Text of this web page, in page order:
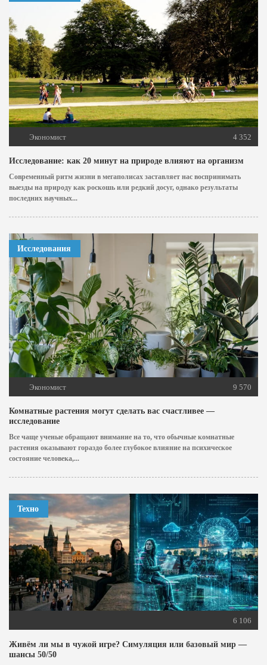
Экономист 4 352
Исследование: как 20 минут на природе влияют на организм
Современный ритм жизни в мегаполисах заставляет нас воспринимать
выезды на природу как роскошь или редкий досуг, однако результаты
последних научных...
Исследования
Экономист 9 570
Комнатные растения могут сделать вас счастливее —
исследование
Все чаще ученые обращают внимание на то, что обычные комнатные
растения оказывают гораздо более глубокое влияние на психическое
состояние человека,...
Техно
6 106
Живём ли мы в чужой игре? Симуляция или базовый мир —
шансы 50/50